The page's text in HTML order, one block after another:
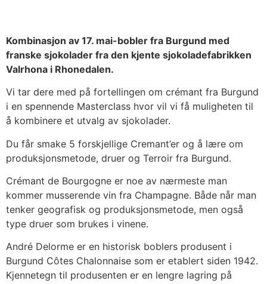
Kombinasjon av 17. mai-bobler fra Burgund med
franske sjokolader fra den kjente sjokoladefabrikken
Valrhona i Rhonedalen.
Vi tar dere med på fortellingen om crémant fra Burgund
i en spennende Masterclass hvor vil vi få muligheten til
å kombinere et utvalg av sjokolader.
Du får smake 5 forskjellige Cremant’er og å lære om
produksjonsmetode, druer og Terroir fra Burgund.
Crémant de Bourgogne er noe av nærmeste man
kommer musserende vin fra Champagne. Både når man
tenker geografisk og produksjonsmetode, men også
type druer som brukes i vinene.
André Delorme er en historisk boblers produsent i
Burgund Côtes Chalonnaise som er etablert siden 1942.
Kjennetegn til produsenten er en lengre lagring på